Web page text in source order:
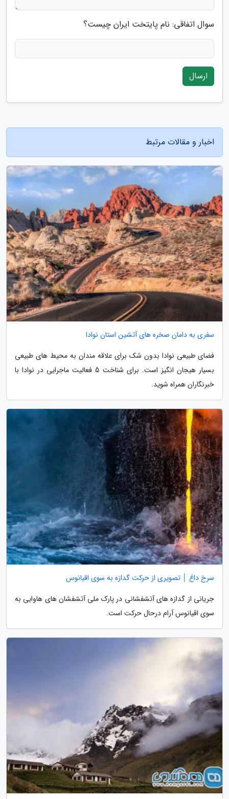
سوال اتفاقی: نام پایتخت ایران چیست؟
ارسال
اخبار و مقالات مرتبط
سفری به دامان صخره های آتشین استان نوادا
فضای طبیعی نوادا بدون شک برای علاقه مندان به محیط های طبیعی
بسیار هیجان انگیز است. برای شناخت 5 فعالیت ماجرایی در نوادا با
خبرنگاران همراه شوید.
سرخ داغ │ تصویری از حرکت گدازه به سوی اقیانوس
جریانی از گدازه های آتشفشانی در پارک ملی آتشفشان های هاوایی به
سوی اقیانوس آرام درحال حرکت است.